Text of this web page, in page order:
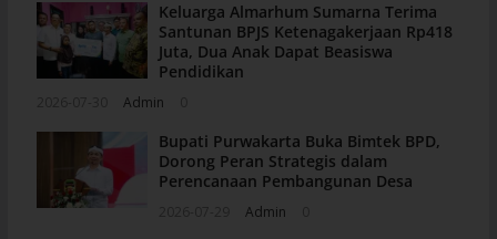
Keluarga Almarhum Sumarna Terima
Santunan BPJS Ketenagakerjaan Rp418
Juta, Dua Anak Dapat Beasiswa
Pendidikan
Admin
Bupati Purwakarta Buka Bimtek BPD,
Dorong Peran Strategis dalam
Perencanaan Pembangunan Desa
Admin